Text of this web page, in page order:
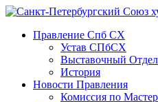
Правление Спб СХ
Устав СПбСХ
Выставочный Отдел
История
Новости Правления
Комиссия по